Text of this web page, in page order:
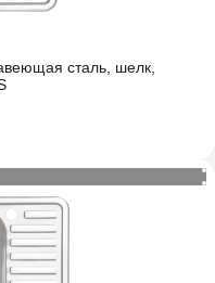
сталь, шелк,